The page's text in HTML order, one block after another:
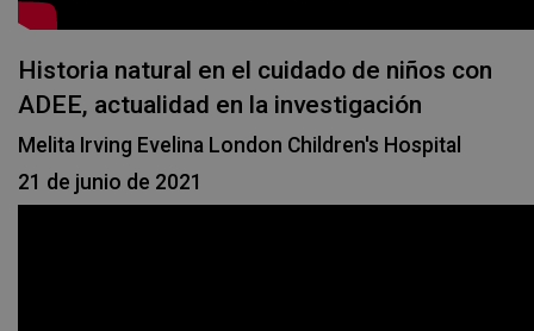
Historia natural en el cuidado de niños con
ADEE, actualidad en la investigación
Melita Irving Evelina London Children's Hospital
21 de junio de 2021